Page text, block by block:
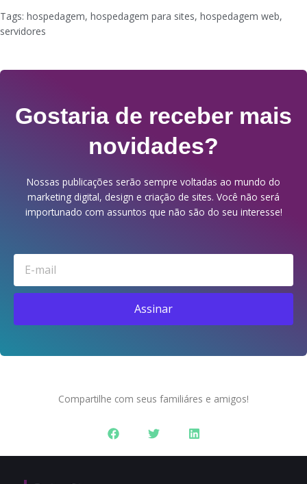
Tags: hospedagem, hospedagem para sites, hospedagem web,
servidores
Gostaria de receber mais
novidades?
Nossas publicações serão sempre voltadas ao mundo do
marketing digital, design e criação de sites. Você não será
importunado com assuntos que não são do seu interesse!
Email
Assinar
Compartilhe com seus familiáres e amigos!